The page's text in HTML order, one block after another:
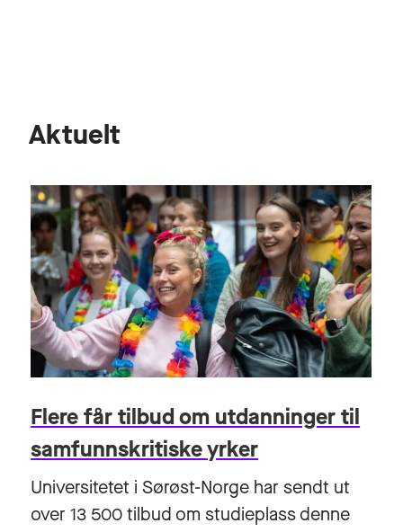
Aktuelt
Flere får tilbud om utdanninger til
samfunnskritiske yrker
Universitetet i Sørøst-Norge har sendt ut
over 13 500 tilbud om studieplass denne